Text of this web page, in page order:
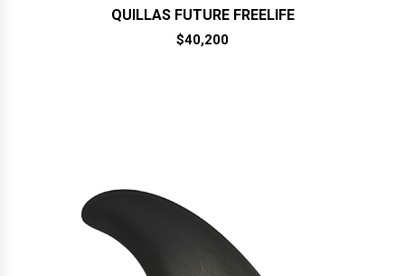
QUILLAS FUTURE FREELIFE
$40,200